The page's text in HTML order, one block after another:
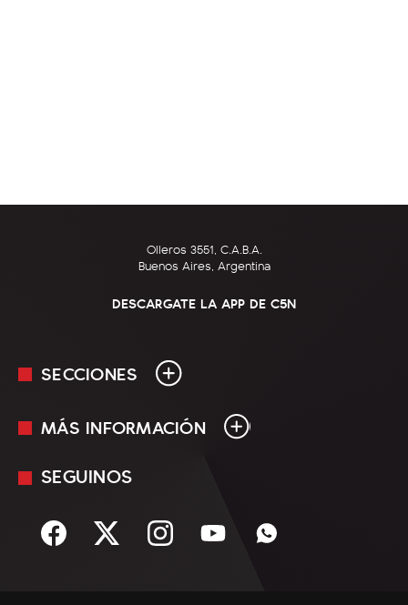
Olleros 3551, C.A.B.A.
Buenos Aires, Argentina
DESCARGATE LA APP DE C5N
SECCIONES
En Vivo
Sociedad
MÁS INFORMACIÓN
Mediakit
Términos y condiciones
SEGUINOS